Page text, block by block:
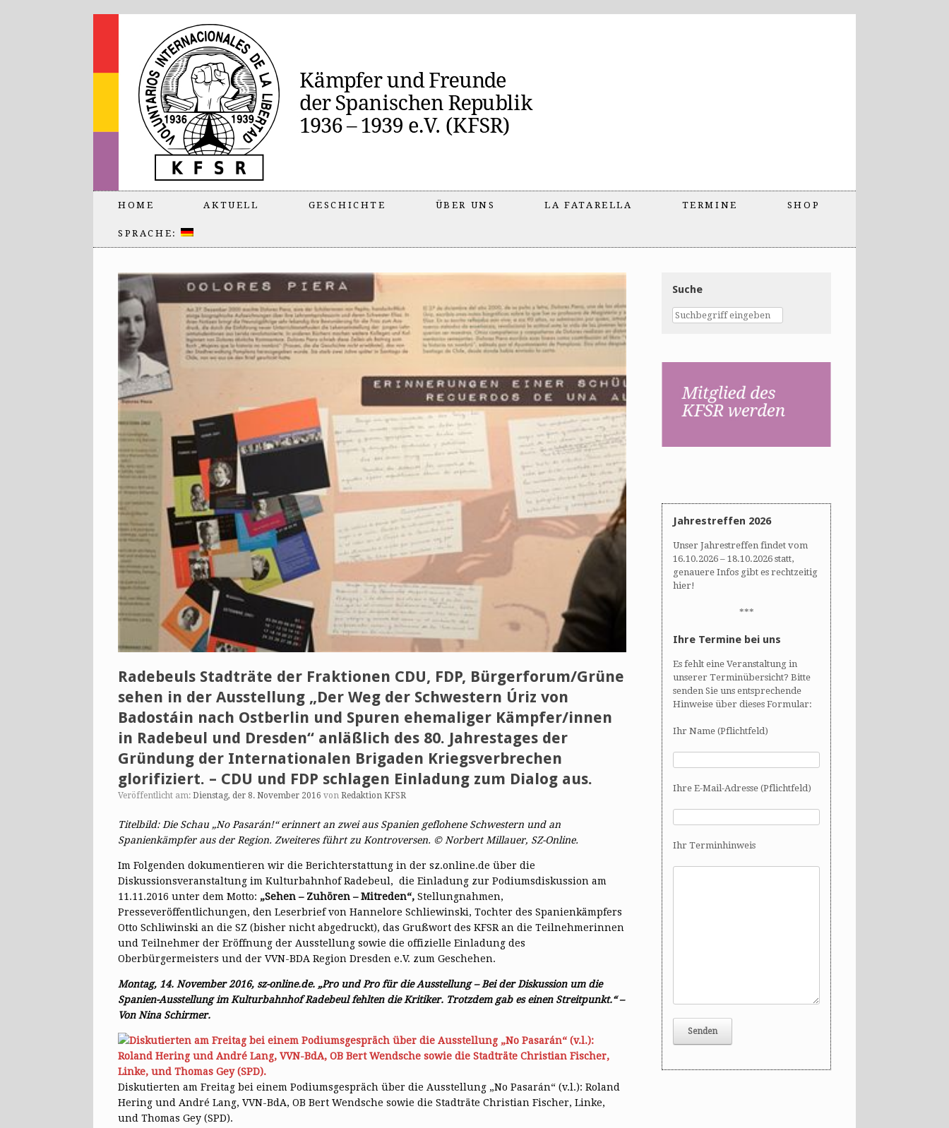
HOME AKTUELL GESCHICHTE ÜBER UNS LA FATARELLA TERMINE SHOP
SPRACHE:
Radebeuls Stadträte der Fraktionen CDU, FDP, Bürgerforum/Grüne
sehen in der Ausstellung „Der Weg der Schwestern Úriz von
Badostáin nach Ostberlin und Spuren ehemaliger Kämpfer/innen
in Radebeul und Dresden“ anläßlich des 80. Jahrestages der
Gründung der Internationalen Brigaden Kriegsverbrechen
glorifiziert. – CDU und FDP schlagen Einladung zum Dialog aus.
Veröffentlicht am: Dienstag, der 8. November 2016 von Redaktion KFSR
Titelbild: Die Schau „No Pasarán!“ erinnert an zwei aus Spanien geflohene Schwestern und an
Spanienkämpfer aus der Region. Zweiteres führt zu Kontroversen. © Norbert Millauer, SZ-Online.
Im Folgenden dokumentieren wir die Berichterstattung in der sz.online.de über die
Diskussionsveranstaltung im Kulturbahnhof Radebeul, die Einladung zur Podiumsdiskussion am
11.11.2016 unter dem Motto: „Sehen – Zuhören – Mitreden“, Stellungnahmen,
Presseveröffentlichungen, den Leserbrief von Hannelore Schliewinski, Tochter des Spanienkämpfers
Otto Schliwinski an die SZ (bisher nicht abgedruckt), das Grußwort des KFSR an die Teilnehmerinnen
und Teilnehmer der Eröffnung der Ausstellung sowie die offizielle Einladung des
Oberbürgermeisters und der VVN-BDA Region Dresden e.V. zum Geschehen.
Montag, 14. November 2016, sz-online.de. „Pro und Pro für die Ausstellung – Bei der Diskussion um die
Spanien-Ausstellung im Kulturbahnhof Radebeul fehlten die Kritiker. Trotzdem gab es einen Streitpunkt.“ –
Von Nina Schirmer.
Diskutierten am Freitag bei einem Podiumsgespräch über die Ausstellung „No Pasarán“ (v.l.): Roland
Hering und André Lang, VVN-BdA, OB Bert Wendsche sowie die Stadträte Christian Fischer, Linke,
und Thomas Gey (SPD).
Suche
Jahrestreffen 2026
Unser Jahrestreffen findet vom
16.10.2026 – 18.10.2026 statt,
genauere Infos gibt es rechtzeitig
hier!
***
Ihre Termine bei uns
Es fehlt eine Veranstaltung in
unserer Terminübersicht? Bitte
senden Sie uns entsprechende
Hinweise über dieses Formular:
Ihr Name (Pflichtfeld)
Ihre E-Mail-Adresse (Pflichtfeld)
Ihr Terminhinweis